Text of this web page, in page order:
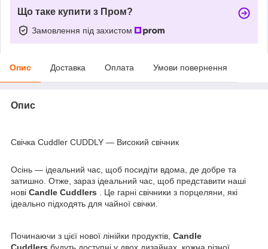
Що таке купити з Пром?
Замовлення під захистом
Опис Доставка Оплата Умови повернення
Опис
Свічка Cuddler CUDDLY — Високий свічник
Осінь — ідеальний час, щоб посидіти вдома, де добре та
затишно. Отже, зараз ідеальний час, щоб представити наші
нові Candle Cuddlers . Це гарні свічники з порцеляни, які
ідеально підходять для чайної свічки.
Починаючи з цієї нової лінійки продуктів, Candle
Cuddlers будуть доступні у двох дизайнах, кожна різної